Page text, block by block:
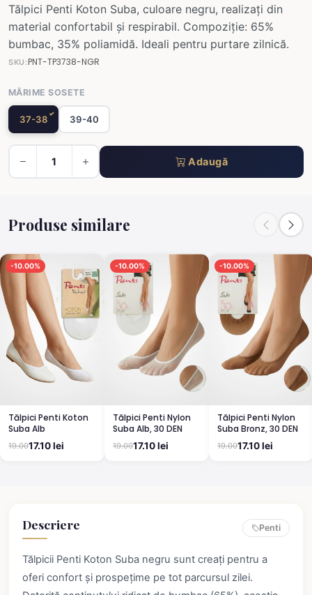
Tălpici Penti Koton Suba, culoare negru, realizați din
material confortabil și respirabil. Compoziție: 65%
bumbac, 35% poliamidă. Ideali pentru purtare zilnică.
SKU:PNT-TP3738-NGR
MĂRIME SOSETE
37-38 39-40
Adaugă
Produse similare
-10.00%
Tălpici Penti Koton
Suba Alb
19.0017.10 lei
-10.00%
Tălpici Penti Nylon
Suba Alb, 30 DEN
19.0017.10 lei
-10.00%
Tălpici Penti Nylon
Suba Bronz, 30 DEN
19.0017.10 lei
Descriere Penti
Tălpicii Penti Koton Suba negru sunt creați pentru a
oferi confort și prospețime pe tot parcursul zilei.